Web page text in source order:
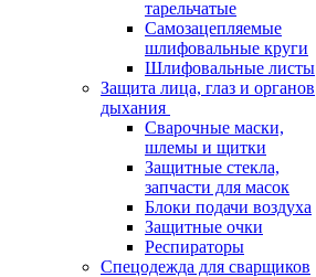
тарельчатые
Самозацепляемые
шлифовальные круги
Шлифовальные листы
Защита лица, глаз и органов
дыхания
Сварочные маски,
шлемы и щитки
Защитные стекла,
запчасти для масок
Блоки подачи воздуха
Защитные очки
Респираторы
Спецодежда для сварщиков